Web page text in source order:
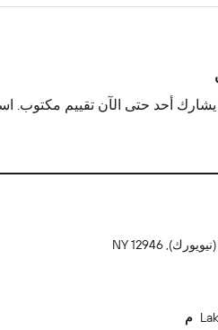
أحد حتى الآن تقييم مكتوب.